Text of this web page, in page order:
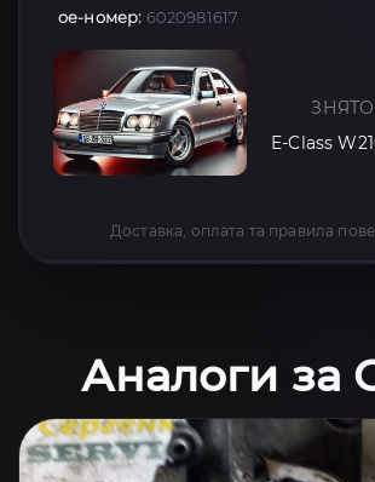
oe-номер: 6020981617
ЗНЯТО
E-Class
Доставка, оплата та правила
Аналоги за